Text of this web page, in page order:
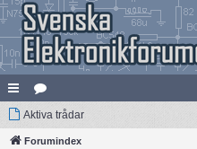
na
bb
at
eg
Aktiva trådar
Forumindex